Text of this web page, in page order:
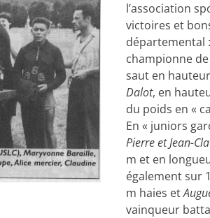
l’association
victoires et
départemental :
championne
saut en
Dalot, en
du poids en «
En « juniors
Pierre et Jean-
m et en
également sur
m haies et
vainqueur